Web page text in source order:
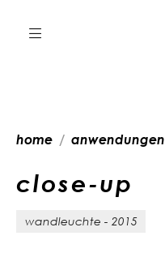
home anwendungen
close-up
wandleuchte - 2015